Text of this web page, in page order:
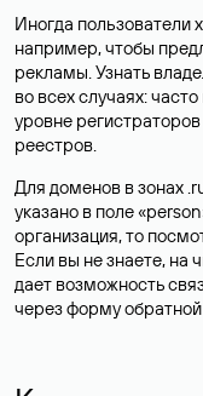
Иногда пользователи
например, чтобы
рекламы. Узнать
во всех случаях:
уровне
реестров.
Для доменов в зонах
указано в поле
организация, то
Если вы не знаете, на
дает возможность
через форму обратной